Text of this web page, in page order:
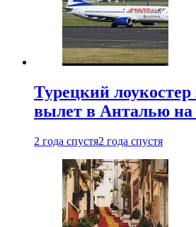
Турецкий лоукостер
вылет в Анталью на
2 года спустя2 года спустя